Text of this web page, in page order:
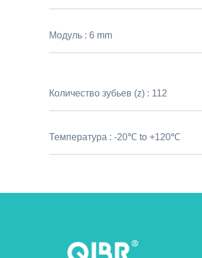
Модуль :6 mm
Количество зубьев (z) : 112
Температура :-20℃ to +120℃